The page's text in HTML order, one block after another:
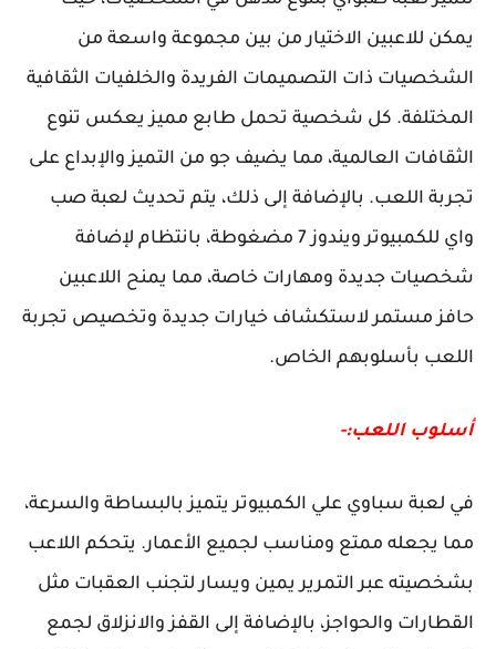
يمكن للاعبين الاختيار من بين مجموعة واسعة من
الشخصيات ذات التصميمات الفريدة والخلفيات الثقافية
المختلفة. كل شخصية تحمل طابع مميز يعكس تنوع
الثقافات العالمية، مما يضيف جو من التميز والإبداع على
تجربة اللعب. بالإضافة إلى ذلك، يتم تحديث لعبة صب
واي للكمبيوتر ويندوز 7 مضغوطة، بانتظام لإضافة
شخصيات جديدة ومهارات خاصة، مما يمنح اللاعبين
حافز مستمر لاستكشاف خيارات جديدة وتخصيص تجربة
اللعب بأسلوبهم الخاص.
أسلوب اللعب:-
في لعبة سباوي علي الكمبيوتر يتميز بالبساطة والسرعة،
مما يجعله ممتع ومناسب لجميع الأعمار. يتحكم اللاعب
بشخصيته عبر التمرير يمين ويسار لتجنب العقبات مثل
القطارات والحواجز، بالإضافة إلى القفز والانزلاق لجمع